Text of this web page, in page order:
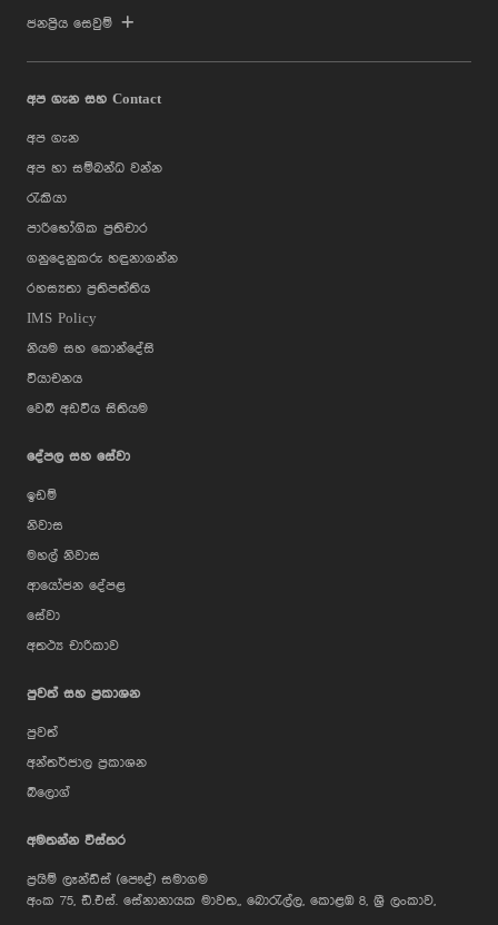
ජනප්‍රිය සෙවුම්
අප ගැන සහ Contact
අප ගැන
අප හා සම්බන්ධ වන්න
රැකියා
පාරිභෝගික ප්‍රතිචාර
ගනුදෙනුකරු හඳුනාගන්න
රහස්‍යතා ප්‍රතිපත්තිය
IMS Policy
නියම සහ කොන්දේසි
වියාචනය
වෙබ් අඩවිය සිතියම
දේපල සහ සේවා
ඉඩම්
නිවාස
මහල් නිවාස
ආයෝජන දේපළ
සේවා
අතථ්‍ය චාරිකාව
පුවත් සහ ප්‍රකාශන
පුවත්
අන්තර්ජාල ප්‍රකාශන
බ්ලොග්
අමතන්න විස්තර
ප්‍රයිම් ලෑන්ඩ්ස් (පෞද්) සමාගම
අංක 75, ඩී.එස්. සේනානායක මාවත,, බොරැල්ල, කොළඹ 8, ශ්‍රී ලංකාව,
Hi, I'm Prime Bee, Your AI